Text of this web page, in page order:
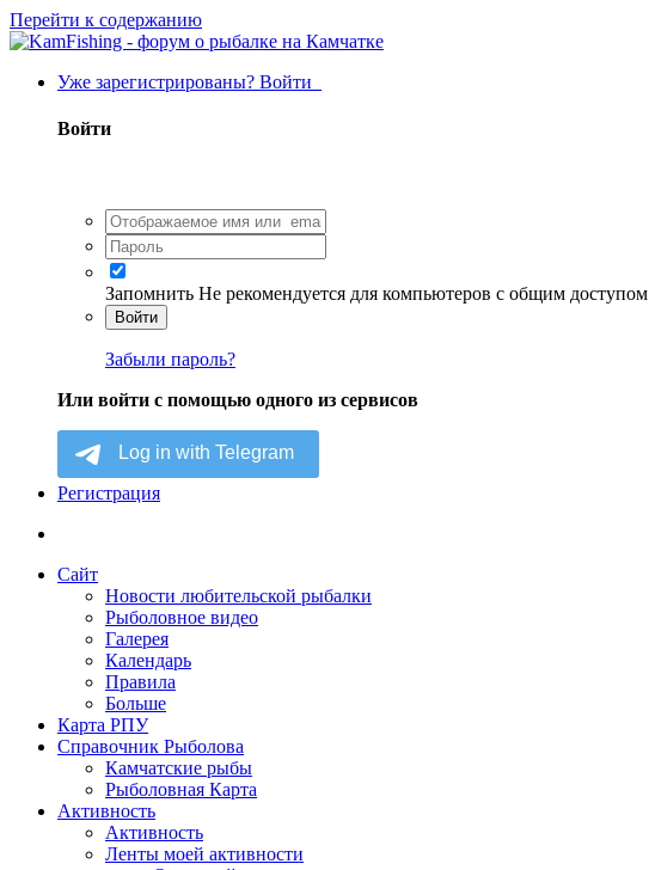
Перейти к содержанию
Уже зарегистрированы? Войти
Войти
Запомнить Не рекомендуется для компьютеров с общим доступом
Войти
Забыли пароль?
Или войти с помощью одного из сервисов
Регистрация
Сайт
Новости любительской рыбалки
Рыболовное видео
Галерея
Календарь
Правила
Больше
Карта РПУ
Справочник Рыболова
Камчатские рыбы
Рыболовная Карта
Активность
Активность
Ленты моей активности